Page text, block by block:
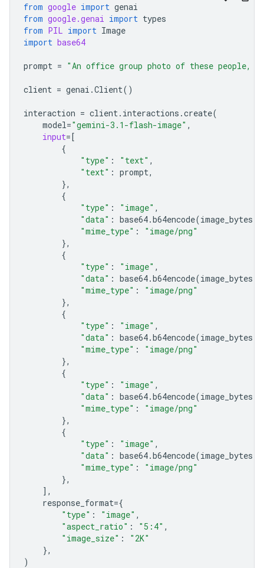
from google import genai
from google.genai import types
from PIL import Image
import base64
prompt = "An office group photo of these people,
client = genai .Client()
interaction = client . interactions .create(
model="gemini-3.1-flash-image" ,
input=[
{
"type" : "text" ,
"text" : prompt,
},
{
"type" : "image" ,
"data" : base64.b64encode(image_bytes
"mime_type" :
"image/png"
},
{
"type" : "image" ,
"data" : base64.b64encode(image_bytes
"mime_type" :
"image/png"
},
{
"type" : "image" ,
"data" : base64.b64encode(image_bytes
"mime_type" :
"image/png"
},
{
"type" : "image" ,
"data" : base64.b64encode(image_bytes
"mime_type" :
"image/png"
},
{
"type" : "image" ,
"data" : base64.b64encode(image_bytes
"mime_type" :
"image/png"
},
],
response_format={
"type" : "image" ,
"aspect_ratio" : "5:4" ,
"image_size" :
"2K"
},
)